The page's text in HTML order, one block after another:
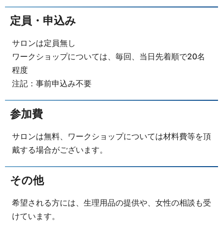
定員・申込み
サロンは定員無し
ワークショップについては、毎回、当日先着順で20名
程度
注記：事前申込み不要
参加費
サロンは無料、ワークショップについては材料費等を頂
戴する場合がございます。
その他
希望される方には、生理用品の提供や、女性の相談も受
けています。